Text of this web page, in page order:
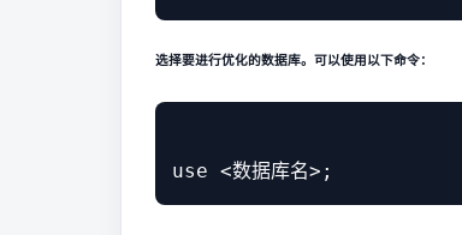
选择要进行优化的数据库。可以使用以下命令：